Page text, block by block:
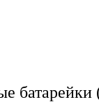
батарейки